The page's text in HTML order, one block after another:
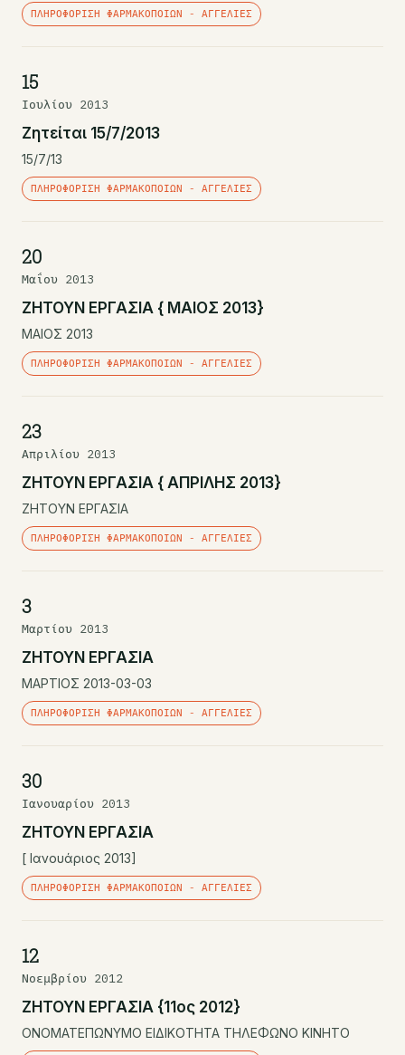
ΠΛΗΡΟΦΌΡΙΣΗ ΦΑΡΜΑΚΟΠΟΙΏΝ - ΑΓΓΕΛΊΕΣ
15
Ιουλίου 2013
Ζητείται 15/7/2013
15/7/13
ΠΛΗΡΟΦΌΡΙΣΗ ΦΑΡΜΑΚΟΠΟΙΏΝ - ΑΓΓΕΛΊΕΣ
20
Μαΐου 2013
ΖΗΤΟΥΝ ΕΡΓΑΣΙΑ { ΜΑΙΟΣ 2013}
ΜΑΙΟΣ 2013
ΠΛΗΡΟΦΌΡΙΣΗ ΦΑΡΜΑΚΟΠΟΙΏΝ - ΑΓΓΕΛΊΕΣ
23
Απριλίου 2013
ΖΗΤΟΥΝ ΕΡΓΑΣΙΑ { ΑΠΡΙΛΗΣ 2013}
ΖΗΤΟΥΝ ΕΡΓΑΣΙΑ
ΠΛΗΡΟΦΌΡΙΣΗ ΦΑΡΜΑΚΟΠΟΙΏΝ - ΑΓΓΕΛΊΕΣ
3
Μαρτίου 2013
ΖΗΤΟΥΝ ΕΡΓΑΣΙΑ
ΜΑΡΤΙΟΣ 2013-03-03
ΠΛΗΡΟΦΌΡΙΣΗ ΦΑΡΜΑΚΟΠΟΙΏΝ - ΑΓΓΕΛΊΕΣ
30
Ιανουαρίου 2013
ΖΗΤΟΥΝ ΕΡΓΑΣΙΑ
[ Ιανουάριος 2013]
ΠΛΗΡΟΦΌΡΙΣΗ ΦΑΡΜΑΚΟΠΟΙΏΝ - ΑΓΓΕΛΊΕΣ
12
Νοεμβρίου 2012
ΖΗΤΟΥΝ ΕΡΓΑΣΙΑ {11ος 2012}
ΟΝΟΜΑΤΕΠΩΝΥΜΟ ΕΙΔΙΚΟΤΗΤΑ ΤΗΛΕΦΩΝΟ ΚΙΝΗΤΟ